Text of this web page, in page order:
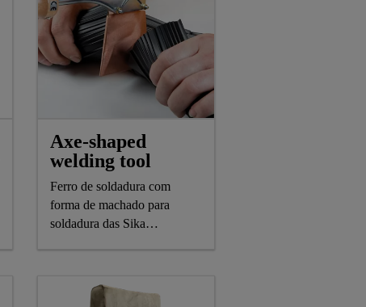
Axe-shaped
welding tool
Ferro de soldadura com
forma de machado para
soldadura das Sika